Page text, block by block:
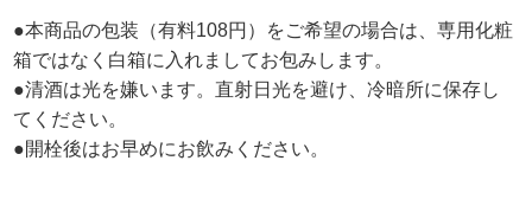
●本商品の包装（有料108円）をご希望の場合は、専用化粧
箱ではなく白箱に入れましてお包みします。
●清酒は光を嫌います。直射日光を避け、冷暗所に保存し
てください。
●開栓後はお早めにお飲みください。